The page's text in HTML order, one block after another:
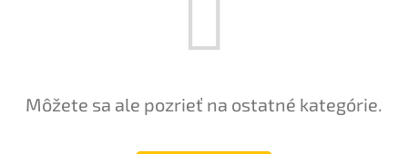
Môžete sa ale pozrieť na ostatné kategórie.